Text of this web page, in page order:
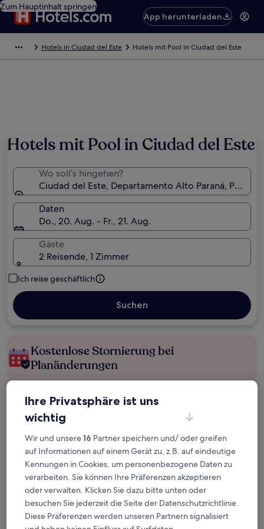
Zum Hauptinhalt springen
App herunterladen
Hotels in Ciudad del Este Hotels mit Pool in Ciudad del Este
Hotels mit Pool in Ciudad del Este
Wo soll’s hingehen?
Ciudad del Este, Departamento Alto Paraná,
Daten
Do., 20. Aug. - Fr., 21. Aug.
Gäste
2 Reisende, 1 Zimmer
Ich reise geschäftlich
Suchen
Kostenlose Stornierung bei
Planänderungen
Verdiene Prämien für jede
wahrgenommene Übernachtung
Mehr sparen mit Preisen für Mitglieder
Überprüfe die Preise für diese Daten
Heute
6. Aug. - 7. Aug.
Morgen
7. Aug. - 8. Aug.
Ihre Privatsphäre ist uns
wichtig
Wir und unsere16 Partner speichern und/ oder greifen
auf Informationen auf einem Gerät zu, z.B. auf eindeutige
Kennungen in Cookies, um personenbezogene Daten zu
verarbeiten. Sie können Ihre Präferenzen akzeptieren
oder verwalten. Klicken Sie dazu bitte unten oder
besuchen Sie jederzeit die Seite der Datenschutzrichtlinie.
Diese Präferenzen werden unseren Partnern signalisiert